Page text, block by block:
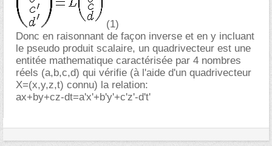
(1)
Donc en raisonnant de façon inverse et en y incluant
le pseudo produit scalaire, un quadrivecteur est une
entitée mathematique caractérisée par 4 nombres
réels (a,b,c,d) qui vérifie (à l'aide d'un quadrivecteur
X=(x,y,z,t) connu) la relation:
ax+by+cz-dt=a'x'+b'y'+c'z'-d't'